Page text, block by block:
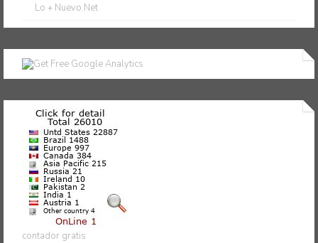
Lo + Nuevo.Net
contador gratis